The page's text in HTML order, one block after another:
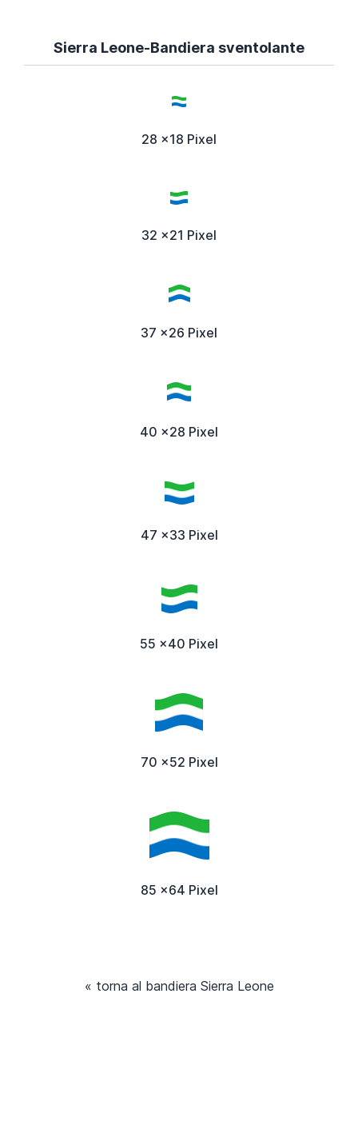
Sierra Leone-Bandiera sventolante
28 x18 Pixel
32 x21 Pixel
37 x26 Pixel
40 x28 Pixel
47 x33 Pixel
55 x40 Pixel
70 x52 Pixel
85 x64 Pixel
« torna al bandiera Sierra Leone